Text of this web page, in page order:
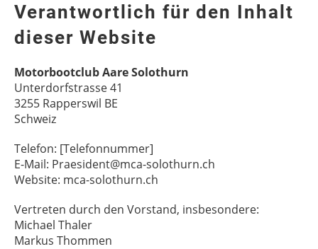
Verantwortlich für den Inhalt
dieser Website
Motorbootclub Aare Solothurn
Unterdorfstrasse 41
3255 Rapperswil BE
Schweiz
Telefon: [Telefonnummer]
E-Mail: Praesident@mca-solothurn.ch
Website: mca-solothurn.ch
Vertreten durch den Vorstand, insbesondere:
Michael Thaler
Markus Thommen